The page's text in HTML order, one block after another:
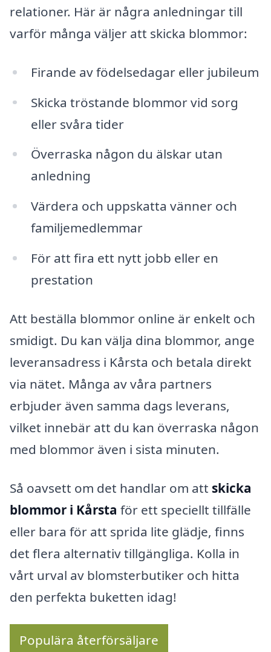
relationer. Här är några anledningar till
varför många väljer att skicka blommor:
Firande av födelsedagar eller jubileum
Skicka tröstande blommor vid sorg
eller svåra tider
Överraska någon du älskar utan
anledning
Värdera och uppskatta vänner och
familjemedlemmar
För att fira ett nytt jobb eller en
prestation
Att beställa blommor online är enkelt och
smidigt. Du kan välja dina blommor, ange
leveransadress i Kårsta och betala direkt
via nätet. Många av våra partners
erbjuder även samma dags leverans,
vilket innebär att du kan överraska någon
med blommor även i sista minuten.
Så oavsett om det handlar om att skicka
blommor i Kårsta för ett speciellt tillfälle
eller bara för att sprida lite glädje, finns
det flera alternativ tillgängliga. Kolla in
vårt urval av blomsterbutiker och hitta
den perfekta buketten idag!
Populära återförsäljare